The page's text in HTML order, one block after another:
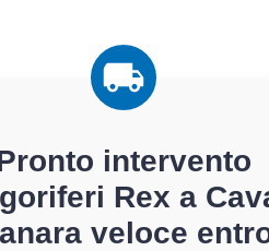
intervento
Rex a
veloce